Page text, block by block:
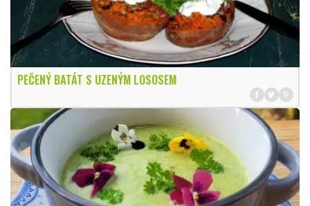
PEČENÝ BATÁT S UZENÝM LOSOSEM